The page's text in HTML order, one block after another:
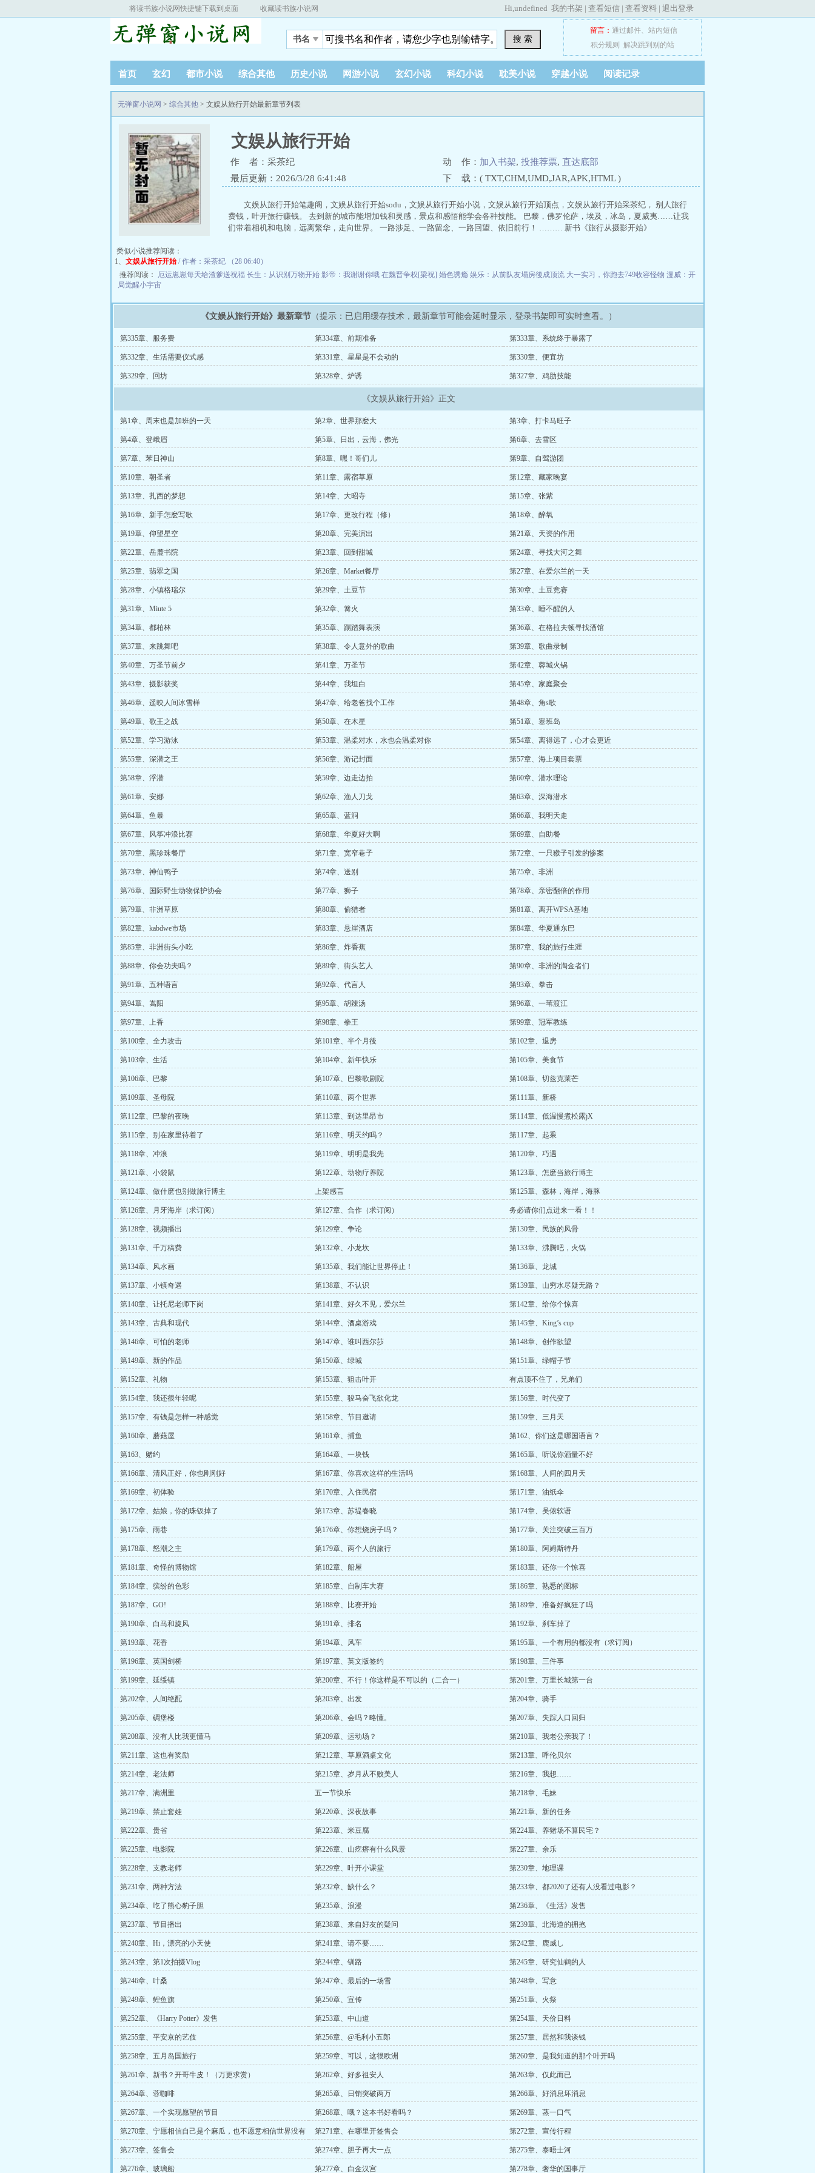
将读书族小说网快捷键下载到桌面 收藏读书族小说网 Hi,undefined 我的书架 | 查看短信 | 查看资料 | 退出登录
书名 搜 索
留言： 通过邮件、 站内短信
积分规则
解决跳到别的站
首页 玄幻 都市小说 综合其他 历史小说 网游小说 玄幻小说 科幻小说 耽美小说 穿越小说 阅读记录
无弹窗小说网 > 综合其他 > 文娱从旅行开始最新章节列表
文娱从旅行开始
作 者：采茶纪 动 作： 加入书架, 投推荐票, 直达底部
最后更新：2026/3/28 6:41:48
下 载：( TXT,CHM,UMD,JAR,APK,HTML )
文娱从旅行开始笔趣阁，文娱从旅行开始sodu，文娱从旅行开始小说，文娱从旅行开始顶点，文娱从旅行开始采茶纪， 别人旅行
费钱，叶开旅行赚钱。 去到新的城市能增加钱和灵感，景点和感悟能学会各种技能。 巴黎，佛罗伦萨，埃及，冰岛，夏威夷……让我
们带着相机和电脑，远离繁华，走向世界。 一路涉足、一路留念、一路回望、依旧前行！ ……… 新书《旅行从摄影开始》
类似小说推荐阅读：
1、 文娱从旅行开始 / 作者：采茶纪 （28 06:40）
推荐阅读： 厄运崽崽每天给渣爹送祝福 长生：从识别万物开始 影帝：我谢谢你哦 在魏晋争权[梁祝] 婚色诱瘾 娱乐：从前队友塌房後成顶流 大一实习，你跑去749收容怪物 漫威：开
局觉醒小宇宙
《文娱从旅行开始》最新章节 （提示：已启用缓存技术，最新章节可能会延时显示，登录书架即可实时查看。）
第335章、服务费 第334章、前期准备 第333章、系统终于暴露了
第332章、生活需要仪式感 第331章、星星是不会动的 第330章、便宜坊
第329章、回坊 第328章、炉诱 第327章、鸡肋技能
《文娱从旅行开始》正文
第1章、周末也是加班的一天 第2章、世界那麽大 第3章、打卡马旺子
第4章、登峨眉 第5章、日出，云海，佛光 第6章、去雪区
第7章、苯日神山 第8章、嘿！哥们儿 第9章、自驾游团
第10章、朝圣者 第11章、露宿草原 第12章、藏家晚宴
第13章、扎西的梦想 第14章、大昭寺 第15章、张紫
第16章、新手怎麽写歌 第17章、更改行程（修） 第18章、醉氧
第19章、仰望星空 第20章、完美演出 第21章、天资的作用
第22章、岳麓书院 第23章、回到甜城 第24章、寻找大河之舞
第25章、翡翠之国 第26章、Market餐厅 第27章、在爱尔兰的一天
第28章、小镇格瑞尔 第29章、土豆节 第30章、土豆竞赛
第31章、Miute 5 第32章、篝火 第33章、睡不醒的人
第34章、都柏林 第35章、踢踏舞表演 第36章、在格拉夫顿寻找酒馆
第37章、来跳舞吧 第38章、令人意外的歌曲 第39章、歌曲录制
第40章、万圣节前夕 第41章、万圣节 第42章、蓉城火锅
第43章、摄影获奖 第44章、我坦白 第45章、家庭聚会
第46章、遥映人间冰雪样 第47章、给老爸找个工作 第48章、角s歌
第49章、歌王之战 第50章、在木星 第51章、塞班岛
第52章、学习游泳 第53章、温柔对水，水也会温柔对你 第54章、离得远了，心才会更近
第55章、深潜之王 第56章、游记封面 第57章、海上项目套票
第58章、浮潜 第59章、边走边拍 第60章、潜水理论
第61章、安娜 第62章、渔人刀戈 第63章、深海潜水
第64章、鱼暴 第65章、蓝洞 第66章、我明天走
第67章、风筝冲浪比赛 第68章、华夏好大啊 第69章、自助餐
第70章、黑珍珠餐厅 第71章、宽窄巷子 第72章、一只猴子引发的惨案
第73章、神仙鸭子 第74章、送别 第75章、非洲
第76章、国际野生动物保护协会 第77章、狮子 第78章、亲密翻倍的作用
第79章、非洲草原 第80章、偷猎者 第81章、离开WPSA基地
第82章、kabdwe市场 第83章、悬崖酒店 第84章、华夏通东巴
第85章、非洲街头小吃 第86章、炸香蕉 第87章、我的旅行生涯
第88章、你会功夫吗？ 第89章、街头艺人 第90章、非洲的淘金者们
第91章、五种语言 第92章、代言人 第93章、拳击
第94章、嵩阳 第95章、胡辣汤 第96章、一苇渡江
第97章、上香 第98章、拳王 第99章、冠军教练
第100章、全力攻击 第101章、半个月後 第102章、退房
第103章、生活 第104章、新年快乐 第105章、美食节
第106章、巴黎 第107章、巴黎歌剧院 第108章、切兹克莱芒
第109章、圣母院 第110章、两个世界 第111章、新桥
第112章、巴黎的夜晚 第113章、到达里昂市 第114章、低温慢煮松露jX
第115章、别在家里待着了 第116章、明天约吗？ 第117章、起乘
第118章、冲浪 第119章、明明是我先 第120章、巧遇
第121章、小袋鼠 第122章、动物疗养院 第123章、怎麽当旅行博主
第124章、做什麽也别做旅行博主 上架感言 第125章、森林，海岸，海豚
第126章、月牙海岸（求订阅） 第127章、合作（求订阅） 务必请你们点进来一看！！
第128章、视频播出 第129章、争论 第130章、民族的风骨
第131章、千万稿费 第132章、小龙坎 第133章、沸腾吧，火锅
第134章、风水画 第135章、我们能让世界停止！ 第136章、龙城
第137章、小镇奇遇 第138章、不认识 第139章、山穷水尽疑无路？
第140章、让托尼老师下岗 第141章、好久不见，爱尔兰 第142章、给你个惊喜
第143章、古典和现代 第144章、酒桌游戏 第145章、King’s cup
第146章、可怕的老师 第147章、谁叫西尔莎 第148章、创作欲望
第149章、新的作品 第150章、绿城 第151章、绿帽子节
第152章、礼物 第153章、狙击叶开 有点顶不住了，兄弟们
第154章、我还很年轻呢 第155章、骏马奋飞欲化龙 第156章、时代变了
第157章、有钱是怎样一种感觉 第158章、节目邀请 第159章、三月天
第160章、蘑菇屋 第161章、捕鱼 第162、你们这是哪国语言？
第163、赌约 第164章、一块钱 第165章、听说你酒量不好
第166章、清风正好，你也刚刚好 第167章、你喜欢这样的生活吗 第168章、人间的四月天
第169章、初体验 第170章、入住民宿 第171章、油纸伞
第172章、姑娘，你的珠钗掉了 第173章、苏堤春晓 第174章、吴侬软语
第175章、雨巷 第176章、你想烧房子吗？ 第177章、关注突破三百万
第178章、怒潮之主 第179章、两个人的旅行 第180章、阿姆斯特丹
第181章、奇怪的博物馆 第182章、船屋 第183章、还你一个惊喜
第184章、缤纷的色彩 第185章、自制车大赛 第186章、熟悉的图标
第187章、GO! 第188章、比赛开始 第189章、准备好疯狂了吗
第190章、白马和旋风 第191章、排名 第192章、刹车掉了
第193章、花香 第194章、风车 第195章、一个有用的都没有（求订阅）
第196章、英国剑桥 第197章、英文版签约 第198章、三件事
第199章、延绥镇 第200章、不行！你这样是不可以的（二合一） 第201章、万里长城第一台
第202章、人间绝配 第203章、出发 第204章、骑手
第205章、碉堡楼 第206章、会吗？略懂。 第207章、失踪人口回归
第208章、没有人比我更懂马 第209章、运动场？ 第210章、我老公亲我了！
第211章、这也有奖励 第212章、草原酒桌文化 第213章、呼伦贝尔
第214章、老法师 第215章、岁月从不败美人 第216章、我想……
第217章、满洲里 五一节快乐 第218章、毛妹
第219章、禁止套娃 第220章、深夜故事 第221章、新的任务
第222章、贵省 第223章、米豆腐 第224章、养猪场不算民宅？
第225章、电影院 第226章、山疙瘩有什么风景 第227章、余乐
第228章、支教老师 第229章、叶开小课堂 第230章、地理课
第231章、两种方法 第232章、缺什么？ 第233章、都2020了还有人没看过电影？
第234章、吃了熊心豹子胆 第235章、浪漫 第236章、《生活》发售
第237章、节目播出 第238章、来自好友的疑问 第239章、北海道的拥抱
第240章、Hi，漂亮的小天使 第241章、请不要…… 第242章、鹿威し
第243章、第1次拍摄Vlog 第244章、钏路 第245章、研究仙鹤的人
第246章、叶桑 第247章、最后的一场雪 第248章、写意
第249章、鲤鱼旗 第250章、宣传 第251章、火祭
第252章、《Harry Potter》发售 第253章、中山道 第254章、天价日料
第255章、平安京的艺伎 第256章、@毛利小五郎 第257章、居然和我谈钱
第258章、五月岛国旅行 第259章、可以，这很欧洲 第260章、是我知道的那个叶开吗
第261章、新书？开哥牛皮！（万更求赏） 第262章、好多祖安人 第263章、仅此而已
第264章、蓉咖啡 第265章、日销突破两万 第266章、好消息坏消息
第267章、一个实现愿望的节目 第268章、哦？这本书好看吗？ 第269章、蒸一口气
第270章、宁愿相信自己是个麻瓜，也不愿意相信世界没有
魔法
第271章、在哪里开签售会 第272章、宣传行程
第273章、签售会 第274章、胆子再大一点 第275章、泰晤士河
第276章、玻璃船 第277章、白金汉宫 第278章、奢华的国事厅